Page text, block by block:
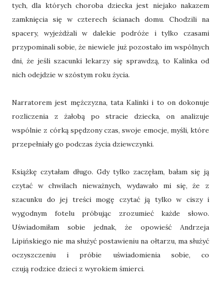
tych, dla których choroba dziecka jest niejako nakazem
zamknięcia się w czterech ścianach domu. Chodzili na
spacery, wyjeżdżali w dalekie podróże i tylko czasami
przypominali sobie, że niewiele już pozostało im wspólnych
dni, że jeśli szacunki lekarzy się sprawdzą, to Kalinka od
nich odejdzie w szóstym roku życia.
Narratorem jest mężczyzna, tata Kalinki i to on dokonuje
rozliczenia z żałobą po stracie dziecka, on analizuje
wspólnie z córką spędzony czas, swoje emocje, myśli, które
przepełniały go podczas życia dziewczynki.
Książkę czytałam długo. Gdy tylko zaczęłam, bałam się ją
czytać w chwilach nieważnych, wydawało mi się, że z
szacunku do jej treści mogę czytać ją tylko w ciszy i
wygodnym fotelu próbując zrozumieć każde słowo.
Uświadomiłam sobie jednak, że opowieść Andrzeja
Lipińskiego nie ma służyć postawieniu na ołtarzu, ma służyć
oczyszczeniu i próbie uświadomienia sobie, co
czują rodzice dzieci z wyrokiem śmierci.